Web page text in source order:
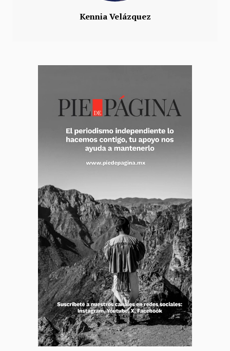
Kennia Velázquez